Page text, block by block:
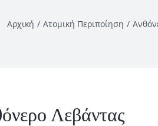
Αρχική Ατομική Περιποίηση
Λεβάντας